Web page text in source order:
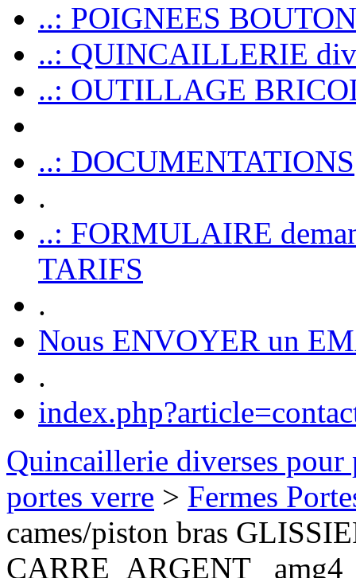
..: POIGNEES
..: QUINCAILLERIE
..: OUTILLAGE
..: DOCUMENTATIONS
.
..: FORMULAIRE
TARIFS
.
Nous ENVOYER un
.
Quincaillerie diverses pour
portes verre > Fermes
cames/piston bras
CARRE_ARGENT _amg4